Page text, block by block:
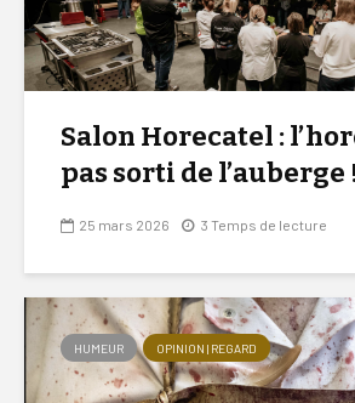
Salon Horecatel :
pas sorti de l’auberge
25 mars 2026 3 Temps de lecture
HUMEUR OPINION | REGARD